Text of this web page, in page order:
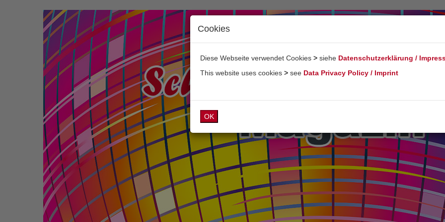
Cookies
Diese Webseite verwendet Cookies > siehe Datenschutzerklärung /
This website uses cookies > see Data Privacy Policy / Imprint
OK